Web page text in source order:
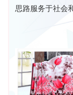
思路服务于社会